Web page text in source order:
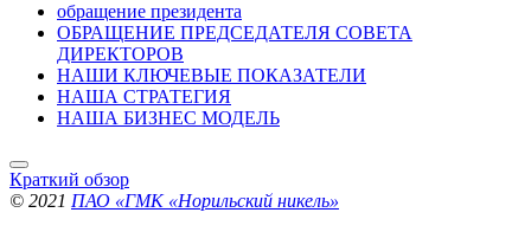
обращение президента
ОБРАЩЕНИЕ ПРЕДСЕДАТЕЛЯ СОВЕТА
ДИРЕКТОРОВ
НАШИ КЛЮЧЕВЫЕ ПОКАЗАТЕЛИ
НАША СТРАТЕГИЯ
НАША БИЗНЕС МОДЕЛЬ
Краткий обзор
© 2021 ПАО «ГМК «Норильский никель»